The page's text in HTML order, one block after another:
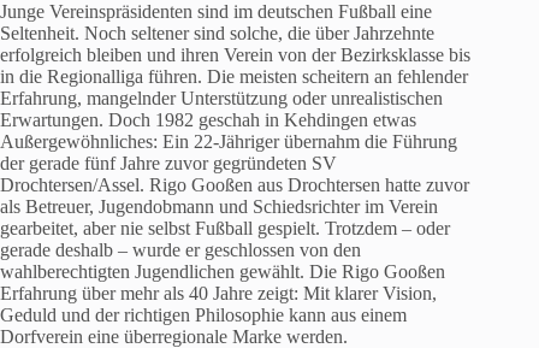
Junge Vereinspräsidenten sind im deutschen Fußball eine
Seltenheit. Noch seltener sind solche, die über Jahrzehnte
erfolgreich bleiben und ihren Verein von der Bezirksklasse bis
in die Regionalliga führen. Die meisten scheitern an fehlender
Erfahrung, mangelnder Unterstützung oder unrealistischen
Erwartungen. Doch 1982 geschah in Kehdingen etwas
Außergewöhnliches: Ein 22-Jähriger übernahm die Führung
der gerade fünf Jahre zuvor gegründeten SV
Drochtersen/Assel. Rigo Gooßen aus Drochtersen hatte zuvor
als Betreuer, Jugendobmann und Schiedsrichter im Verein
gearbeitet, aber nie selbst Fußball gespielt. Trotzdem – oder
gerade deshalb – wurde er geschlossen von den
wahlberechtigten Jugendlichen gewählt. Die Rigo Gooßen
Erfahrung über mehr als 40 Jahre zeigt: Mit klarer Vision,
Geduld und der richtigen Philosophie kann aus einem
Dorfverein eine überregionale Marke werden.